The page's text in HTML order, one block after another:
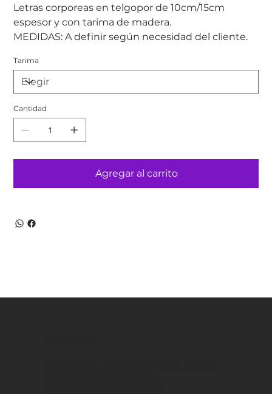
Letras corporeas en telgopor de 10cm/15cm
espesor y con tarima de madera.
MEDIDAS: A definir según necesidad del cliente.
Tarima
Cantidad
Agregar al carrito